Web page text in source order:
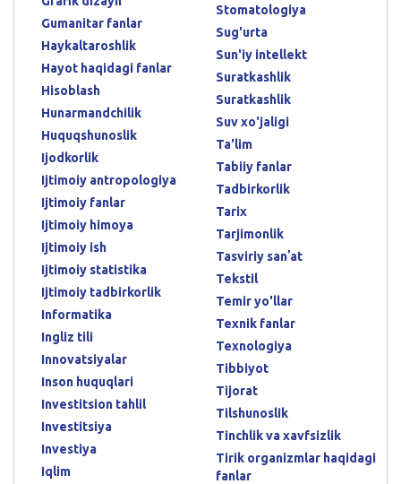
Gumanitar fanlar
Haykaltaroshlik
Hayot haqidagi fanlar
Hisoblash
Hunarmandchilik
Huquqshunoslik
Ijodkorlik
Ijtimoiy antropologiya
Ijtimoiy fanlar
Ijtimoiy himoya
Ijtimoiy ish
Ijtimoiy statistika
Ijtimoiy tadbirkorlik
Informatika
Ingliz tili
Innovatsiyalar
Inson huquqlari
Investitsion tahlil
Investitsiya
Investiya
Iqlim
Stomatologiya
Sug'urta
Sun'iy intellekt
Suratkashlik
Suratkashlik
Suv xo'jaligi
Ta'lim
Tabiiy fanlar
Tadbirkorlik
Tarix
Tarjimonlik
Tasviriy sanʼat
Tekstil
Temir yo'llar
Texnik fanlar
Texnologiya
Tibbiyot
Tijorat
Tilshunoslik
Tinchlik va xavfsizlik
Tirik organizmlar haqidagi
fanlar